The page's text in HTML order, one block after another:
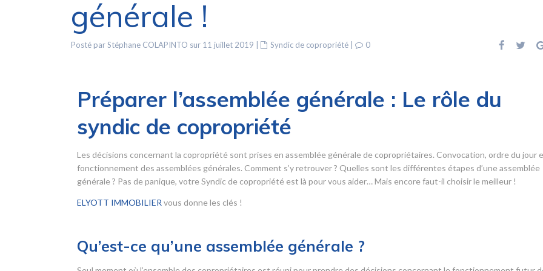
générale !
Posté par Stéphane COLAPINTO sur 11 juillet 2019 Syndic de copropriété 0
Préparer l’assemblée générale : Le rôle du
syndic de copropriété
Les décisions concernant la copropriété sont prises en assemblée générale de copropriétaires. Convocation, ordre du jour
fonctionnement des assemblées générales. Comment s’y retrouver ? Quelles sont les différentes étapes d’une assemblée
générale ? Pas de panique, votre Syndic de copropriété est là pour vous aider… Mais encore faut-il choisir le meilleur !
ELYOTT IMMOBILIER vous donne les clés !
Qu’est-ce qu’une assemblée générale ?